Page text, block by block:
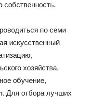
по семи
искусственный
хозяйства,
обучение,
Для отбора лучших